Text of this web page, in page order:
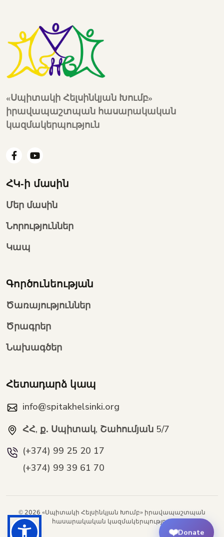
«Սպիտակի Հելսինկյան Խումբ»
իրավապաշտպան հասարակական
կազմակերպություն
ՀԿ-ի մասին
Մեր մասին
Նորություններ
Կապ
Գործունեության
Ծառայություններ
Ծրագրեր
Նախագծեր
Հետադարձ կապ
info@spitakhelsinki.org
ՀՀ, ք․ Սպիտակ, Շահումյան 5/7
(+374) 99 25 20 17
(+374) 99 39 61 70
© 2026 «Սպիտակի Հելսինկյան Խումբ» իրավապաշտպան
հասարակական կազմակերպություն
❤️Donate